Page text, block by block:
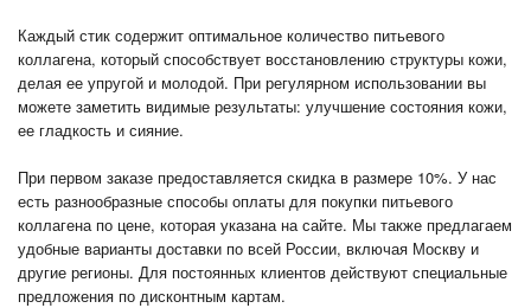
Каждый стик содержит оптимальное количество питьевого
коллагена, который способствует восстановлению структуры кожи,
делая ее упругой и молодой. При регулярном использовании вы
можете заметить видимые результаты: улучшение состояния кожи,
ее гладкость и сияние.
При первом заказе предоставляется скидка в размере 10%. У нас
есть разнообразные способы оплаты для покупки питьевого
коллагена по цене, которая указана на сайте. Мы также предлагаем
удобные варианты доставки по всей России, включая Москву и
другие регионы. Для постоянных клиентов действуют специальные
предложения по дисконтным картам.